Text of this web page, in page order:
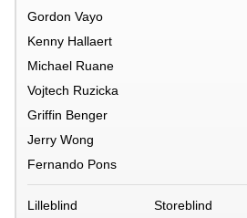
Gordon Vayo
Kenny Hallaert
Michael Ruane
Vojtech Ruzicka
Griffin Benger
Jerry Wong
Fernando Pons
Lilleblind Storeblind